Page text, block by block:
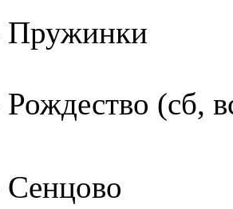
Пружинки
(сб,